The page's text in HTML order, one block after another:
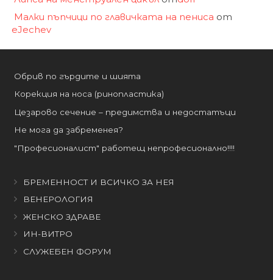
Малки пъпчици по главичката на пениса от
eJechev
Обрив по гърдите и шията
Корекция на носа (ринопластика)
Цезарово сечение – предимства и недостатъци
Не мога да забременея?
"Професионалист" работещ непрофесионално!!!!
БРЕМЕННОСТ И ВСИЧКО ЗА НЕЯ
ВЕНЕРОЛОГИЯ
ЖЕНСКО ЗДРАВЕ
ИН-ВИТРО
СЛУЖЕБЕН ФОРУМ